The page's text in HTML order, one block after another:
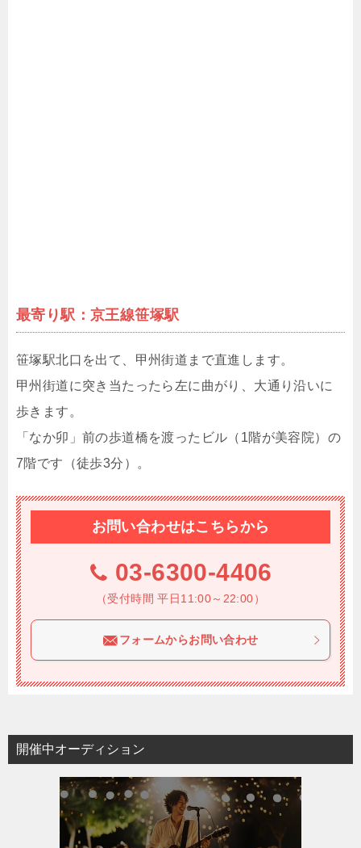
最寄り駅：京王線笹塚駅
笹塚駅北口を出て、甲州街道まで直進します。
甲州街道に突き当たったら左に曲がり、大通り沿いに
歩きます。
「なか卯」前の歩道橋を渡ったビル（1階が美容院）の
7階です（徒歩3分）。
お問い合わせはこちらから
03-6300-4406
（受付時間 平日11:00～22:00）
フォームからお問い合わせ
開催中オーディション